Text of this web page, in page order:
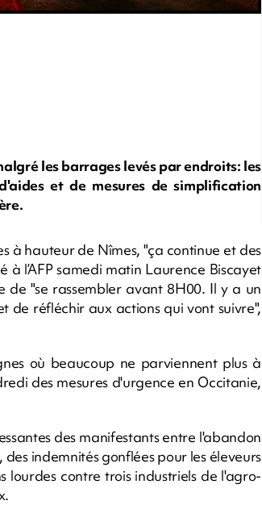
les barrages levés par endroits: les
et de mesures de simplification
à hauteur de Nîmes, "ça continue et des
l’AFP samedi matin Laurence Biscayet
de "se rassembler avant 8H00. Il y a un
de réfléchir aux actions qui vont suivre",
où beaucoup ne parviennent plus à
des mesures d'urgence en Occitanie,
des manifestants entre l'abandon
indemnités gonflées pour les éleveurs
lourdes contre trois industriels de l'agro-